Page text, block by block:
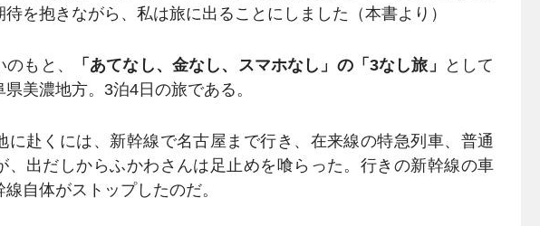
待を抱きながら、私は旅に出ることにしました（本書より）
もと、 「あてなし、金なし、スマホなし」の「3なし旅」
として
美濃地方。3泊4日の旅である。
赴くには、新幹線で名古屋まで行き、在来線の特急列車、普通
、出だしからふかわさんは足止めを喰らった。行きの新幹線の車
自体がストップしたのだ。